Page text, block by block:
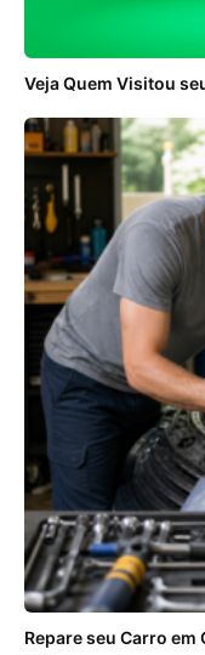
Veja Quem Visitou
Repare seu Carro